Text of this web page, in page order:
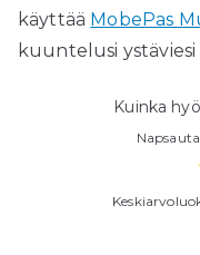
käyttää MobePas
kuuntelusi ystäviesi
Kuinka